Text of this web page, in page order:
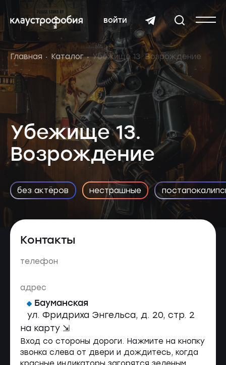
войти
Главная Каталог Убежище 13. Возрождение
Убежище 13.
Возрождение
без актёров нестрашные
Контакты
телефон
адрес
Бауманская
ул. Фридриха Энгельса, д. 20, стр. 2
на карту ⇲
Вход со стороны дороги. Нажмите на кнопку
звонка слева от двери и дождитесь, когда